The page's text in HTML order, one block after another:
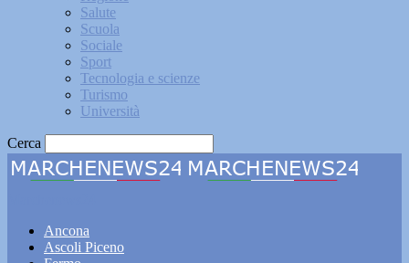
Salute
Scuola
Sociale
Sport
Tecnologia e scienze
Turismo
Università
Cerca
Ancona
Ascoli Piceno